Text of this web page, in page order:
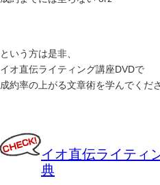
という方は是非、
イオ直伝ライティング講座DVDで
成約率の上がる文章術を学んでくだ
イオ直伝ライティ
典